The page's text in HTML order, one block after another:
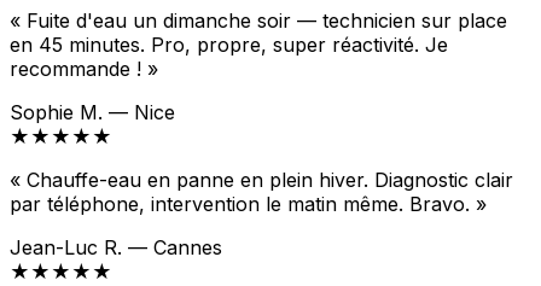
« Fuite d'eau un dimanche soir — technicien sur place
en 45 minutes. Pro, propre, super réactivité. Je
recommande ! »
Sophie M. — Nice
★★★★★
« Chauffe-eau en panne en plein hiver. Diagnostic clair
par téléphone, intervention le matin même. Bravo. »
Jean-Luc R. — Cannes
★★★★★